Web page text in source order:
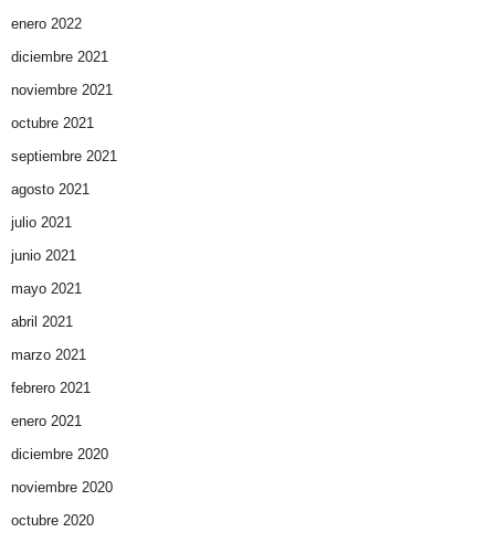
enero 2022
diciembre 2021
noviembre 2021
octubre 2021
septiembre 2021
agosto 2021
julio 2021
junio 2021
mayo 2021
abril 2021
marzo 2021
febrero 2021
enero 2021
diciembre 2020
noviembre 2020
octubre 2020